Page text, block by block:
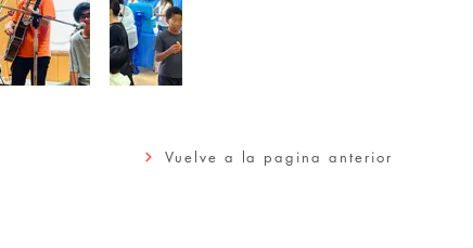
Vuelve a la pagina anterior